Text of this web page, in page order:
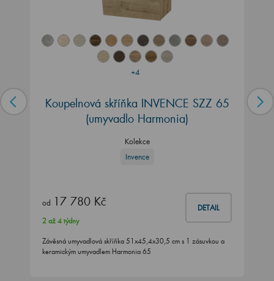
+4
Koupelnová skříňka INVENCE SZZ 65
(umyvadlo Harmonia)
Kolekce
Invence
od 17 780 Kč DETAIL
2 až 4 týdny
Závěsná umyvadlová skříňka 51x45,4x30,5 cm s 1 zásuvkou a
keramickým umyvadlem Harmonia 65